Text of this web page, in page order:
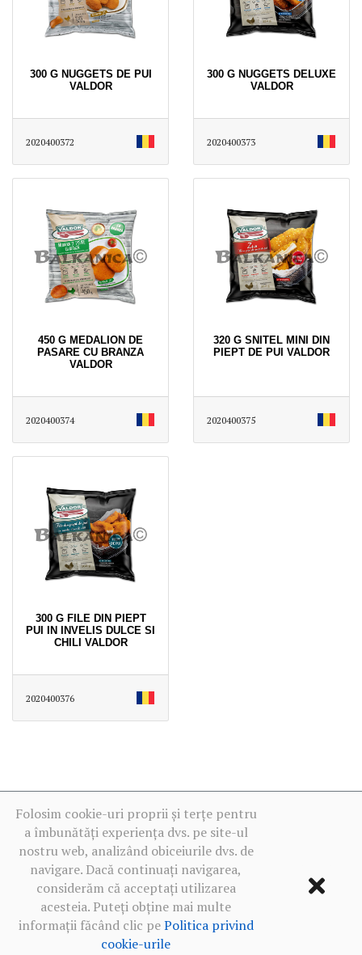
300 G NUGGETS DE PUI
VALDOR
2020400372
300 G NUGGETS DELUXE
VALDOR
2020400373
450 G MEDALION DE
PASARE CU BRANZA
VALDOR
2020400374
320 G SNITEL MINI DIN
PIEPT DE PUI VALDOR
2020400375
300 G FILE DIN PIEPT
PUI IN INVELIS DULCE SI
CHILI VALDOR
2020400376
Folosim cookie-uri proprii și terțe pentru
a îmbunătăți experiența dvs. pe site-ul
nostru web, analizând obiceiurile dvs. de
navigare. Dacă continuați navigarea,
considerăm că acceptați utilizarea
acesteia. Puteți obține mai multe
informații făcând clic pePolitica privind
cookie-urile